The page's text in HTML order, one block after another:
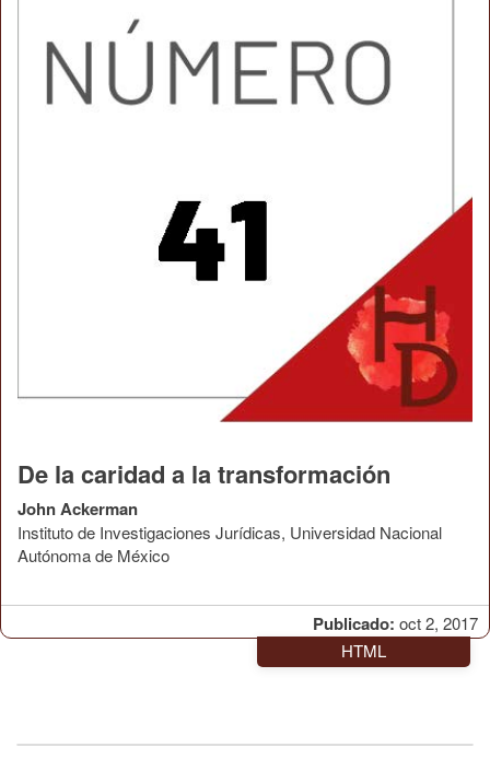
Publicado: oct 2, 2017
De la caridad a la transformación
John Ackerman
Instituto de Investigaciones Jurídicas, Universidad Nacional
Autónoma de México
HTML